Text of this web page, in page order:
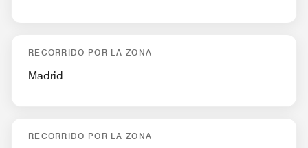
RECORRIDO POR LA ZONA
Madrid
RECORRIDO POR LA ZONA